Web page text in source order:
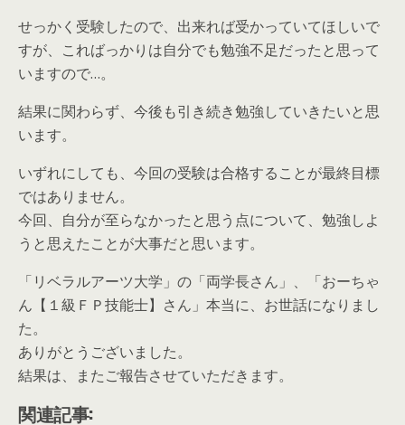
せっかく受験したので、出来れば受かっていてほしいで
すが、こればっかりは自分でも勉強不足だったと思って
いますので…。
結果に関わらず、今後も引き続き勉強していきたいと思
います。
いずれにしても、今回の受験は合格することが最終目標
ではありません。
今回、自分が至らなかったと思う点について、勉強しよ
うと思えたことが大事だと思います。
「リベラルアーツ大学」の「両学長さん」、「おーちゃ
ん【１級ＦＰ技能士】さん」本当に、お世話になりまし
た。
ありがとうございました。
結果は、またご報告させていただきます。
関連記事: